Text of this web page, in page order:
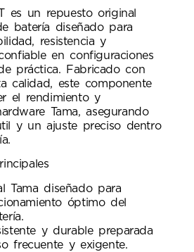
es un repuesto original
batería diseñado para
resistencia y
en configuraciones
práctica. Fabricado con
calidad, este componente
el rendimiento y
Tama, asegurando
y un ajuste preciso dentro
Tama diseñado para
óptimo del
y durable preparada
frecuente y exigente.